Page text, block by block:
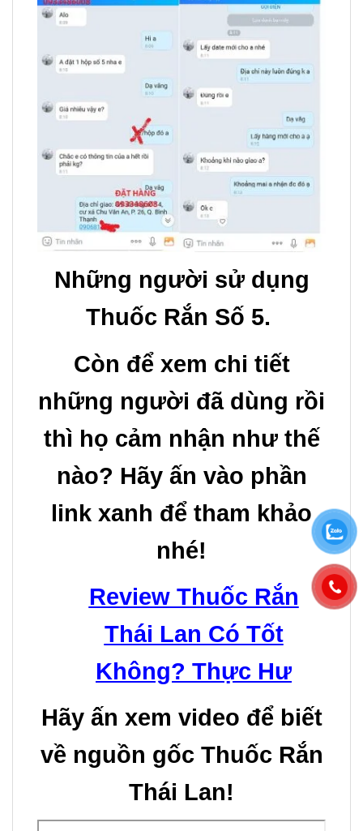
Những người sử dụng
Thuốc Rắn Số 5.
Còn để xem chi tiết
những người đã dùng rồi
thì họ cảm nhận như thế
nào? Hãy ấn vào phần
link xanh để tham khảo
nhé!
Review Thuốc Rắn
Thái Lan Có Tốt
Không? Thực Hư
Hãy ấn xem video để biết
về nguồn gốc Thuốc Rắn
Thái Lan!